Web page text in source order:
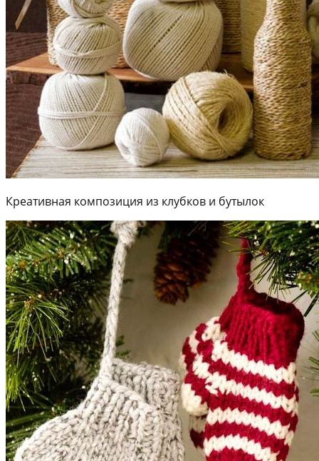
Креативная композиция из клубков и бутылок